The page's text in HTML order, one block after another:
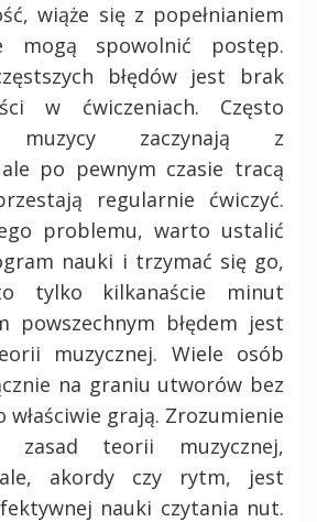
wiąże się z popełnianiem
mogą spowolnić postęp.
błędów jest brak
w ćwiczeniach. Często
muzycy zaczynają z
po pewnym czasie tracą
regularnie ćwiczyć.
problemu, warto ustalić
nauki i trzymać się go,
tylko kilkanaście minut
powszechnym błędem jest
muzycznej. Wiele osób
na graniu utworów bez
właściwie grają. Zrozumienie
zasad teorii muzycznej,
akordy czy rytm, jest
nauki czytania nut.